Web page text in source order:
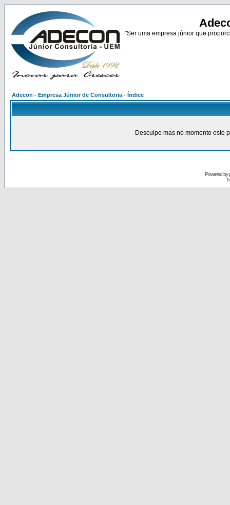
"Ser uma empresa júnior que
Adecon - Empresa Júnior de Consultoria - Índice
Desculpe mas no momento este
Powered by